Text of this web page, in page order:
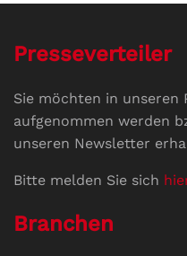
Presseverteiler
Sie möchten in unseren
aufgenommen werden
unseren Newsletter
Bitte melden Sie sich
Branchen